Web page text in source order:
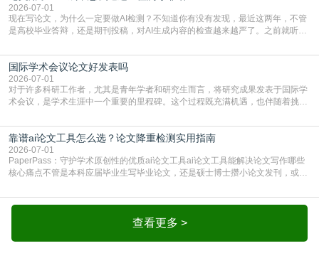
的内容里，有多少是AI生成的，防的是过
2026-07-01
现在写论文，为什么一定要做AI检测？不知道你有没有发现，最近这两年，不管
是高校毕业答辩，还是期刊投稿，对AI生成内容的检查越来越严了。之前就听身
要求修改，还差点被判定学术不规范，真的太冤了。现在国内多数高校和核心期
刊，都已经明确出台了相关规定：如果使用AI生成内容辅助写作，必须明确标
注，未标注的AI生成内容会被认定为不符合学
国际学术会议论文好发表吗
2026-07-01
对于许多科研工作者，尤其是青年学者和研究生而言，将研究成果发表于国际学
术会议，是学术生涯中一个重要的里程碑。这个过程既充满机遇，也伴随着挑
疑问：国际学术会议论文到底好不好发表？其价值和难度究竟如何衡量。本篇
AEIC学术交流中心小编就为大家介绍“国际学术会议论文好发表吗”。一、会议论
文发表的相对优势与期刊论文相比，国际会议论文的发
靠谱ai论文工具怎么选？论文降重检测实用指南
2026-07-01
PaperPass：守护学术原创性的优质ai论文工具ai论文工具能解决论文写作哪些
核心痛点不管是本科应届毕业生写毕业论文，还是硕士博士攒小论文发刊，或是
自己逐句读逐句改，熬好几个大夜不说，还经常改不到点上，交上去才发现重复
率超标，再返工太折腾。现在有了成熟的ai论文工具，这些痛点基本都能高效解
决。靠谱的ai论文工具，不止能帮你梳查看更多 >